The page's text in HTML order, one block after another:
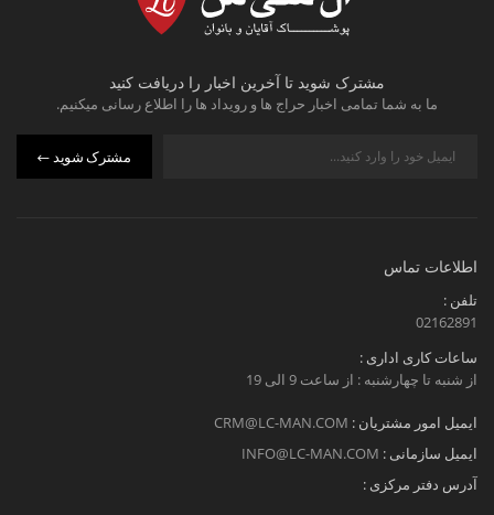
مشترک شوید تا آخرین اخبار را دریافت کنید
ما به شما تمامی اخبار حراج ها و رویداد ها را اطلاع رسانی میکنیم.
مشترک شوید
اطلاعات تماس
تلفن :
02162891
ساعات کاری اداری :
از شنبه تا چهارشنبه : از ساعت 9 الی 19
ایمیل امور مشتریان : CRM@LC-MAN.COM
ایمیل سازمانی : INFO@LC-MAN.COM
آدرس دفتر مرکزی :